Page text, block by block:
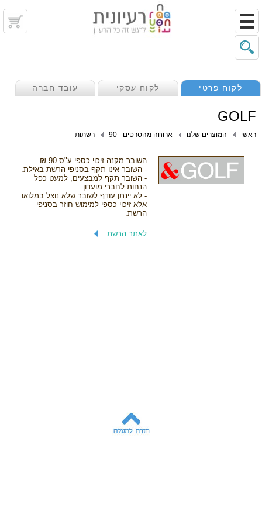
לקוח פרטי לקוח עסקי עובד חברה
GOLF
ראשי המוצרים שלנו ארוחה מהסרטים - 90 רשתות
השובר מקנה זיכוי כספי ע"ס 90 ₪.
- השובר אינו תקף בסניפי הרשת באילת.
- השובר תקף למבצעים, למעט כפל
הנחות לחברי מועדון.
- לא יינתן עודף לשובר שלא נוצל במלואו
אלא זיכוי כספי למימוש חוזר בסניפי
הרשת.
לאתר הרשת